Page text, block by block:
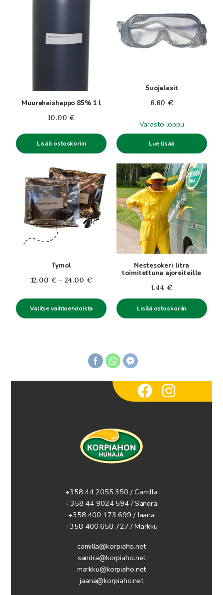
Muurahaishappo 85% 1 l
10.00 €
Lisää ostoskoriin
Suojalasit
6.60 €
Varasto loppu
Lue lisää
Tymol
12.00 € – 24.00 €Hintaluokka:
24.00€
Valitse vaihtoehdoista
tuotteella
useampi
muunnelma.
Voit
tehdä
Nestesokeri litra
toimitettuna ajoreiteille
1.44 €
Lisää ostoskoriin
+358 44 2055 350 / Camilla
+358 44 9024 594 / Sandra
+358 400 173 699 / Jaana
+358 400 658 727 / Markku
camilla@korpiaho.net
sandra@korpiaho.net
markku@korpiaho.net
jaana@korpiaho.net